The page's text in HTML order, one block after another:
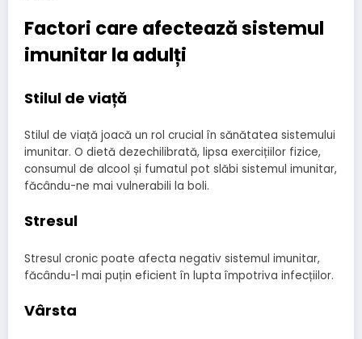
Factori care afectează sistemul
imunitar la adulți
Stilul de viață
Stilul de viață joacă un rol crucial în sănătatea sistemului
imunitar. O dietă dezechilibrată, lipsa exercițiilor fizice,
consumul de alcool și fumatul pot slăbi sistemul imunitar,
făcându-ne mai vulnerabili la boli.
Stresul
Stresul cronic poate afecta negativ sistemul imunitar,
făcându-l mai puțin eficient în lupta împotriva infecțiilor.
Vârsta